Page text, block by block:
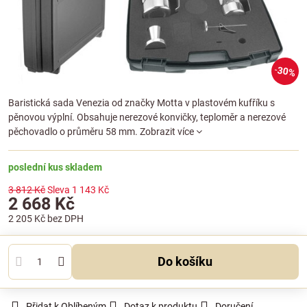
30%
Baristická sada Venezia od značky Motta v plastovém kufříku s
pěnovou výplní. Obsahuje nerezové konvičky, teploměr a nerezové
pěchovadlo o průměru 58 mm. Zobrazit více
poslední kus skladem
3 812 KčSleva 1 143 Kč
2 668 Kč
2 205 Kč bez DPH
Do košíku